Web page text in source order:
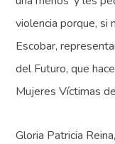
violencia porque, si
Escobar,
del Futuro, que
Mujeres Víctimas
Gloria Patricia